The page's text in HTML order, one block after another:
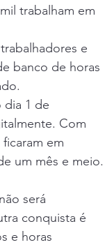
trabalham em
e
banco de horas
dia 1 de
Com
em
um mês e meio.
será
conquista é
e horas